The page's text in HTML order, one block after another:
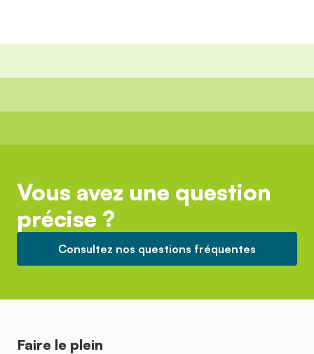
Vous avez une question
précise ?
Consultez nos questions fréquentes
Faire le plein